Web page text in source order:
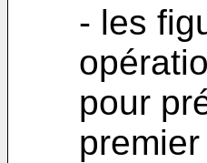
- les
pour